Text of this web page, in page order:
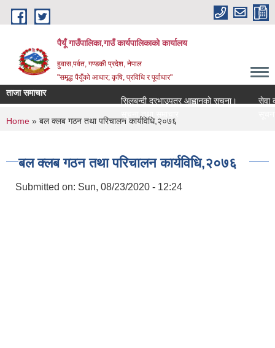
Skip to main content
पैयूँ गाउँपालिका,गाउँ कार्यपालिकाको कार्यालय
हुवास,पर्वत, गण्डकी प्रदेश, नेपाल
"समृद्ध पैयूँको आधार; कृषि, प्रविधि र पूर्वाधार"
ताजा समाचार
सिलबन्दी दरभाउपत्र आह्वानको सूचना।
सूचना तथा समाचार
सेवा
You are here
Home » बल क्लब गठन तथा परिचालन कार्यविधि,२०७६
बल क्लब गठन तथा परिचालन कार्यविधि,२०७६
Submitted on: Sun, 08/23/2020 - 12:24